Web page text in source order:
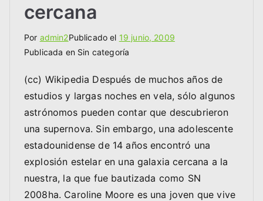
cercana
Por admin2Publicado el 19 junio, 2009
Publicada en Sin categoría
(cc) Wikipedia Después de muchos años de
estudios y largas noches en vela, sólo algunos
astrónomos pueden contar que descubrieron
una supernova. Sin embargo, una adolescente
estadounidense de 14 años encontró una
explosión estelar en una galaxia cercana a la
nuestra, la que fue bautizada como SN
2008ha. Caroline Moore es una joven que vive